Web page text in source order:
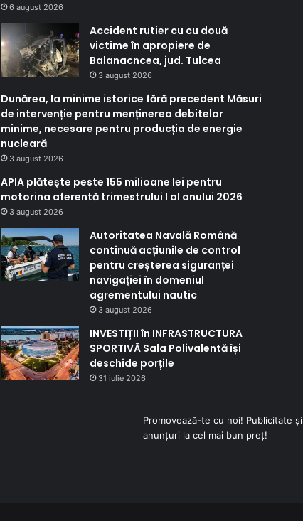
6 august 2026
Accident rutier cu cu două
victime în apropiere de
Balanacncea, jud. Tulcea
3 august 2026
Dunărea, la minime istorice fără precedent Măsuri
de intervenție pentru menținerea debitelor
minime, necesare pentru producția de energie
nucleară
3 august 2026
APIA plătește peste 155 milioane lei pentru
motorina aferentă trimestrului I al anului 2026
3 august 2026
Autoritatea Navală Română
continuă acțiunile de control
pentru creșterea siguranței
navigației în domeniul
agrementului nautic
3 august 2026
INVESTIȚII în INFRASTRUCTURA
SPORTIVĂ Sala Polivalentă își
deschide porțile
31 iulie 2026
Promovează-te cu noi! Publicitate și
anunțuri la cel mai bun preț!